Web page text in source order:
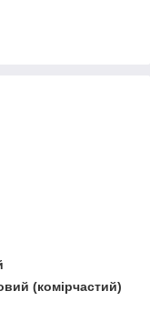
(комірчастий)